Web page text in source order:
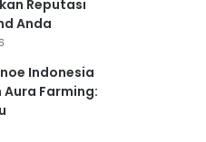
Reputasi
Anda
Indonesia
Farming: